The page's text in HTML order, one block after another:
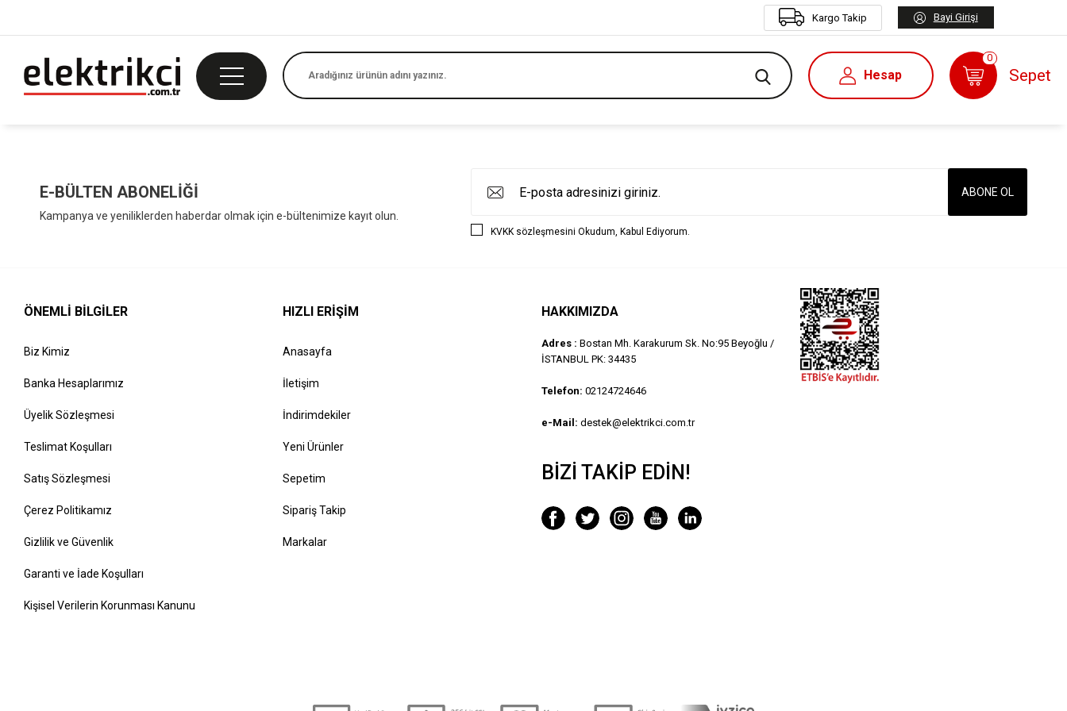
Kargo Takip Bayi Girişi
Hesap
0
Sepet
E-BÜLTEN ABONELİĞİ
Kampanya ve yeniliklerden haberdar olmak için e-bültenimize kayıt olun.
KVKK sözleşmesini Okudum, Kabul Ediyorum.
ÖNEMLI BILGILER
Biz Kimiz
Banka Hesaplarımız
Üyelik Sözleşmesi
Teslimat Koşulları
Satış Sözleşmesi
Çerez Politikamız
Gizlilik ve Güvenlik
Garanti ve İade Koşulları
Kişisel Verilerin Korunması Kanunu
HIZLI ERIŞIM
Anasayfa
İletişim
İndirimdekiler
Yeni Ürünler
Sepetim
Sipariş Takip
Markalar
HAKKIMIZDA
Adres : Bostan Mh. Karakurum Sk. No:95 Beyoğlu /
İSTANBUL PK: 34435
Telefon: 02124724646
e-Mail: destek@elektrikci.com.tr
BIZI TAKIP EDIN!